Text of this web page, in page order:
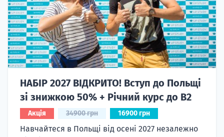
НАБІР 2027 ВІДКРИТО! Вступ до Польщі
зі знижкою 50% + Річний курс до B2
Акція 34900 грн 16900 грн
Навчайтеся в Польщі від осені 2027 незалежно